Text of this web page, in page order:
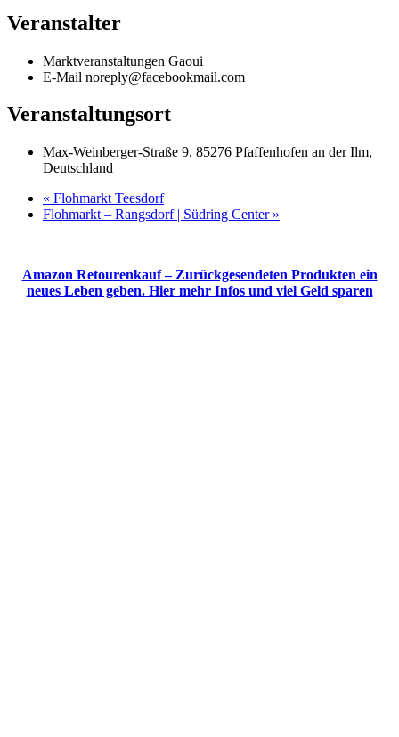
Veranstalter
Marktveranstaltungen Gaoui
E-Mail noreply@facebookmail.com
Veranstaltungsort
Max-Weinberger-Straße 9, 85276 Pfaffenhofen an der Ilm,
Deutschland
« Flohmarkt Teesdorf
Flohmarkt – Rangsdorf | Südring Center »
Amazon Retourenkauf – Zurückgesendeten Produkten ein
neues Leben geben. Hier mehr Infos und viel Geld sparen